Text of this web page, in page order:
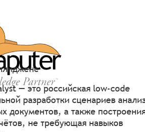
— это российская low-code
разработки сценариев
документов, а также
не требующая навыков